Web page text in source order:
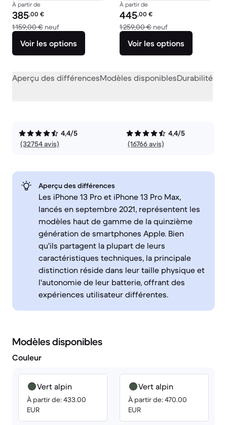
À partir de
Prix reconditionné :
385,00 €
1 159,00 € neufcontre 1 159,00 € neuf
Voir les options
À partir de
Prix reconditionné :
445,00 €
1 259,00 € neufcontre 1 259,00 €
Voir les options
Aperçu des différencesModèles disponiblesDurabilité
4,4/5
(32754 avis)
4,4/5
(16766 avis)
Aperçu des différences
Les iPhone 13 Pro et iPhone 13 Pro Max,
lancés en septembre 2021, représentent les
modèles haut de gamme de la quinzième
génération de smartphones Apple. Bien
qu'ils partagent la plupart de leurs
caractéristiques techniques, la principale
distinction réside dans leur taille physique et
l'autonomie de leur batterie, offrant des
expériences utilisateur différentes.
Modèles disponibles
Couleur
Vert alpin
À partir de: 433.00
EUR
Vert alpin
À partir de: 470.00
EUR